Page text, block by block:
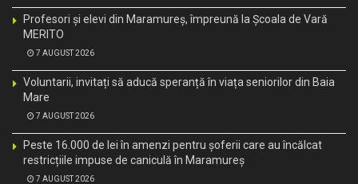
Profesori și elevi din Maramureș, împreună la Școala de Vară
MERITO
7 AUGUST 2026
Voluntarii, invitați să aducă speranță în viața seniorilor din Baia
Mare
7 AUGUST 2026
Peste 16.000 de lei în amenzi pentru șoferii care au încălcat
restricțiile impuse de caniculă în Maramureș
7 AUGUST 2026